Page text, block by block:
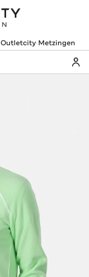
Outletcity Metzingen